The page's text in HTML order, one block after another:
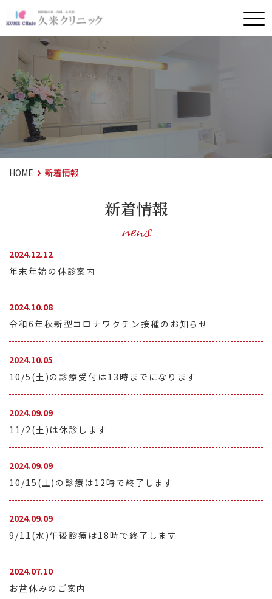
HOME 新着情報
新着情報
news
2024.12.12
年末年始の休診案内
2024.10.08
令和6年秋新型コロナワクチン接種のお知らせ
2024.10.05
10/5(土)の診療受付は13時までになります
2024.09.09
11/2(土)は休診します
2024.09.09
10/15(土)の診療は12時で終了します
2024.09.09
9/11(水)午後診療は18時で終了します
2024.07.10
お盆休みのご案内